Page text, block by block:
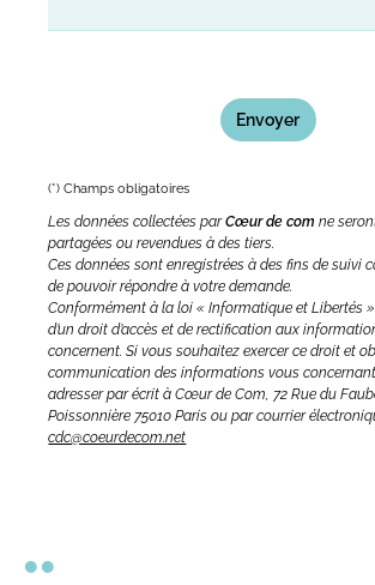
(*) Champs obligatoires
Les données collectées parCœur de com ne
partagées ou revendues à des tiers.
Ces données sont enregistrées à des fins de suivi
de pouvoir répondre à votre demande.
Conformément à la loi « Informatique et Libertés
d’un droit d’accès et de rectification aux
concernent. Si vous souhaitez exercer ce droit et
communication des informations vous
adresser par écrit à Cœur de Com, 72 Rue du
Poissonnière 75010 Paris ou par courrier
cdc@coeurdecom.net